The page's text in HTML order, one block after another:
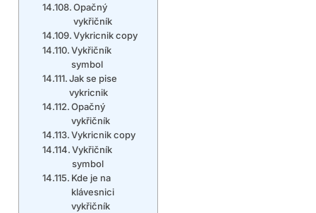
Opačný
vykřičník
Vykricnik copy
Vykřičník
symbol
Jak se pise
vykricnik
Opačný
vykřičník
Vykricnik copy
Vykřičník
symbol
Kde je na
klávesnici
vykřičník